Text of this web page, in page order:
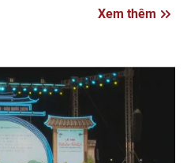
Xem thêm